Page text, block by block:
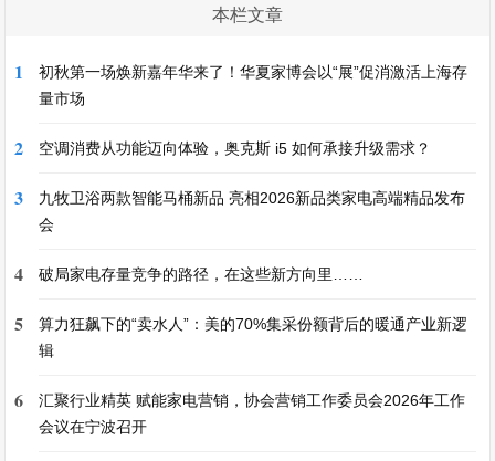
本栏文章
1
初秋第一场焕新嘉年华来了！华夏家博会以“展”促消激活上海存
量市场
2 空调消费从功能迈向体验，奥克斯 i5 如何承接升级需求？
3
九牧卫浴两款智能马桶新品 亮相2026新品类家电高端精品发布
会
4 破局家电存量竞争的路径，在这些新方向里……
5
算力狂飙下的“卖水人”：美的70%集采份额背后的暖通产业新逻
辑
6
汇聚行业精英 赋能家电营销，协会营销工作委员会2026年工作
会议在宁波召开